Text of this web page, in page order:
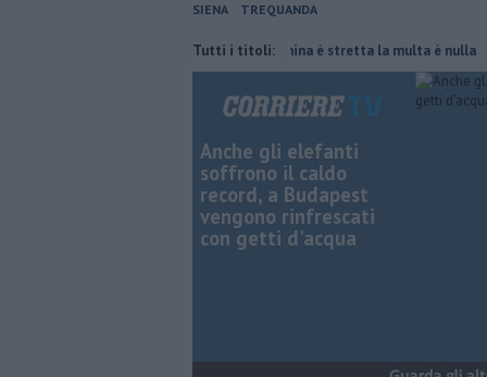
SIENA
TREQUANDA
Tutti i titoli:
Autovelox, se la banchina è stretta la multa è nulla
Anche gli elefanti
soffrono il caldo
record, a Budapest
vengono rinfrescati
con getti d'acqua